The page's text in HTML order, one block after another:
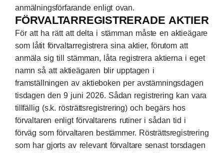
anmälningsförfarande enligt ovan.
FÖRVALTARREGISTRERADE AKTIER
För att ha rätt att delta i stämman måste en aktieägare
som låtit förvaltarregistrera sina aktier, förutom att
anmäla sig till stämman, låta registrera aktierna i eget
namn så att aktieägaren blir upptagen i
framställningen av aktieboken per avstämningsdagen
tisdagen den 9 juni 2026. Sådan registrering kan vara
tillfällig (s.k. rösträttsregistrering) och begärs hos
förvaltaren enligt förvaltarens rutiner i sådan tid i
förväg som förvaltaren bestämmer. Rösträttsregistrering
som har gjorts av relevant förvaltare senast torsdagen